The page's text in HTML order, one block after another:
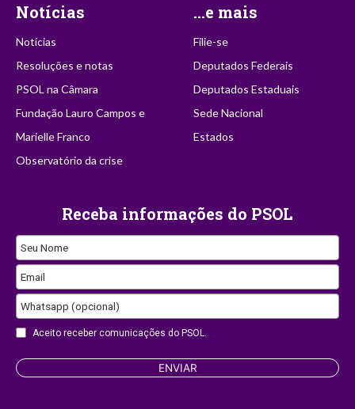
Notícias
Notícias
Resoluções e notas
PSOL na Câmara
Fundação Lauro Campos e
Marielle Franco
Observatório da crise
...e mais
Filie-se
Deputados Federais
Deputados Estaduais
Sede Nacional
Estados
Receba informações do PSOL
Seu Nome
Email
Whatsapp (opcional)
Aceito receber comunicações do PSOL.
Contact
Email
ENVIAR